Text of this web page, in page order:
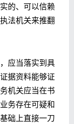
的、可以信赖
法机关来推翻
应当落实到具
据资料能够证
机关应当在书
务存在可疑和
础上直接一刀